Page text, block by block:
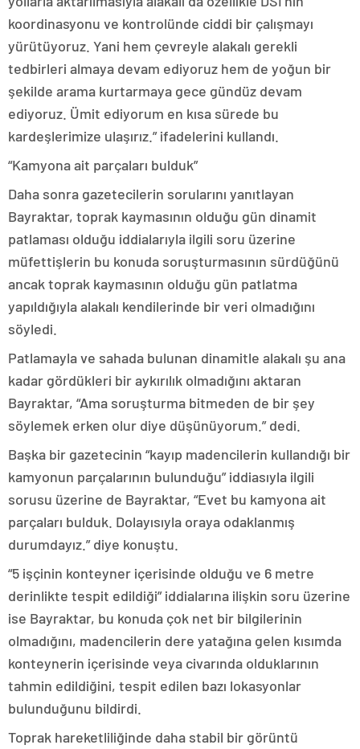
koordinasyonu ve kontrolünde ciddi bir çalışmayı
yürütüyoruz. Yani hem çevreyle alakalı gerekli
tedbirleri almaya devam ediyoruz hem de yoğun bir
şekilde arama kurtarmaya gece gündüz devam
ediyoruz. Ümit ediyorum en kısa sürede bu
kardeşlerimize ulaşırız.” ifadelerini kullandı.
“Kamyona ait parçaları bulduk”
Daha sonra gazetecilerin sorularını yanıtlayan
Bayraktar, toprak kaymasının olduğu gün dinamit
patlaması olduğu iddialarıyla ilgili soru üzerine
müfettişlerin bu konuda soruşturmasının sürdüğünü
ancak toprak kaymasının olduğu gün patlatma
yapıldığıyla alakalı kendilerinde bir veri olmadığını
söyledi.
Patlamayla ve sahada bulunan dinamitle alakalı şu ana
kadar gördükleri bir aykırılık olmadığını aktaran
Bayraktar, “Ama soruşturma bitmeden de bir şey
söylemek erken olur diye düşünüyorum.” dedi.
Başka bir gazetecinin “kayıp madencilerin kullandığı bir
kamyonun parçalarının bulunduğu” iddiasıyla ilgili
sorusu üzerine de Bayraktar, “Evet bu kamyona ait
parçaları bulduk. Dolayısıyla oraya odaklanmış
durumdayız.” diye konuştu.
“5 işçinin konteyner içerisinde olduğu ve 6 metre
derinlikte tespit edildiği” iddialarına ilişkin soru üzerine
ise Bayraktar, bu konuda çok net bir bilgilerinin
olmadığını, madencilerin dere yatağına gelen kısımda
konteynerin içerisinde veya civarında olduklarının
tahmin edildiğini, tespit edilen bazı lokasyonlar
bulunduğunu bildirdi.
Toprak hareketliliğinde daha stabil bir görüntü